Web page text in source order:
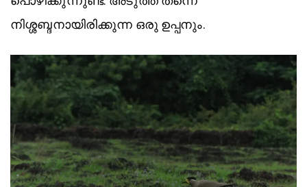
നിശ്ശബ്ദനായിരിക്കുന്ന ഒരു ഉപ്പനും.